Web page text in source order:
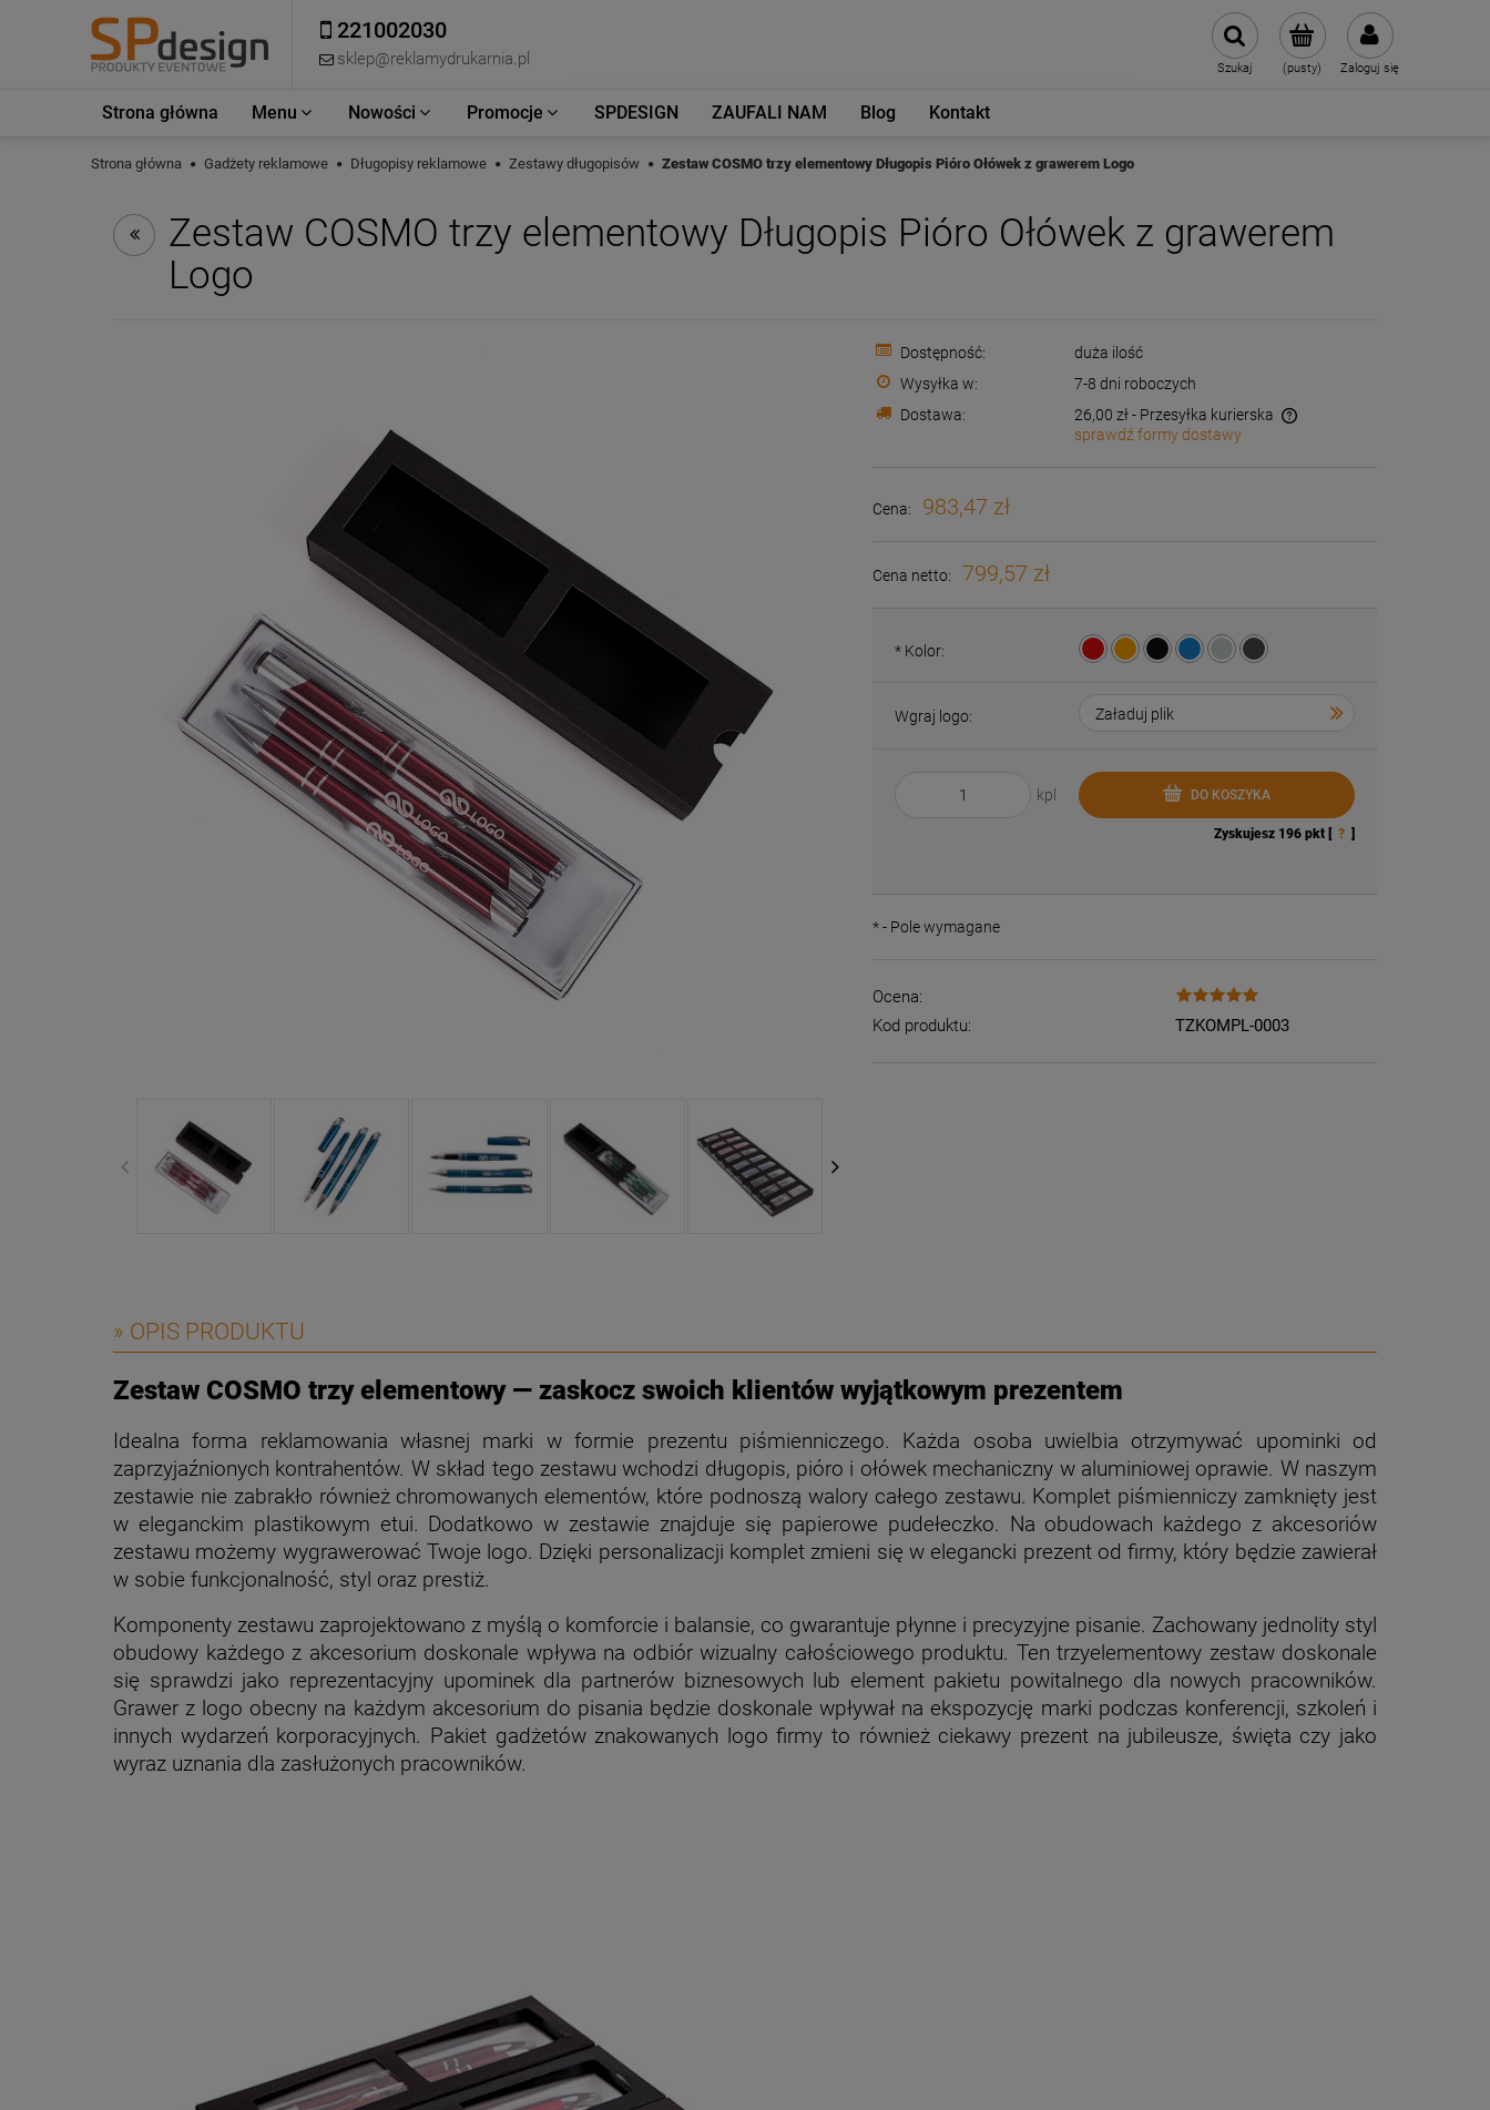
221002030
sklep@reklamydrukarnia.pl (pusty) Zaloguj się
Szukaj
Strona główna Menu Nowości Promocje SPDESIGN ZAUFALI NAM Blog Kontakt
Strona główna Gadżety reklamowe Długopisy reklamowe Zestawy długopisów Zestaw COSMO trzy elementowy Długopis Pióro Ołówek z grawerem Logo
Zestaw COSMO trzy elementowy Długopis Pióro Ołówek z grawerem
Logo
Dostępność:
duża ilość
Wysyłka w:
7-8 dni roboczych
Dostawa:
26,00 zł - Przesyłka kurierska
sprawdź formy dostawy
Cena: 983,47 zł
Cena netto: 799,57 zł
* Kolor:
Wgraj logo:
kpl DO KOSZYKA
Zyskujesz 196pkt [ ? ]
*- Pole wymagane
Ocena:
Kod produktu:
TZKOMPL-0003
» OPIS PRODUKTU
Zestaw COSMO trzy elementowy — zaskocz swoich klientów wyjątkowym prezentem
Idealna forma reklamowania własnej marki w formie prezentu piśmienniczego. Każda osoba uwielbia otrzymywać upominki od
zaprzyjaźnionych kontrahentów. W skład tego zestawu wchodzi długopis, pióro i ołówek mechaniczny w aluminiowej oprawie. W naszym
zestawie nie zabrakło również chromowanych elementów, które podnoszą walory całego zestawu. Komplet piśmienniczy zamknięty jest
w eleganckim plastikowym etui. Dodatkowo w zestawie znajduje się papierowe pudełeczko.
Na obudowach każdego z akcesoriów
zestawu możemy wygrawerować Twoje logo. Dzięki personalizacji komplet zmieni się w elegancki prezent od firmy, który będzie zawierał
w sobie funkcjonalność, styl oraz prestiż.
Komponenty zestawu zaprojektowano z myślą o komforcie i balansie, co gwarantuje płynne i precyzyjne pisanie. Zachowany jednolity styl
obudowy każdego z akcesorium doskonale wpływa na odbiór wizualny całościowego produktu. Ten trzyelementowy zestaw doskonale
się sprawdzi jako reprezentacyjny upominek dla partnerów biznesowych lub element pakietu powitalnego dla nowych pracowników.
Grawer z logo obecny na każdym akcesorium do pisania będzie doskonale wpływał na ekspozycję marki podczas konferencji, szkoleń i
innych wydarzeń korporacyjnych. Pakiet gadżetów znakowanych logo firmy to również ciekawy prezent na jubileusze, święta czy jako
wyraz uznania dla zasłużonych pracowników.